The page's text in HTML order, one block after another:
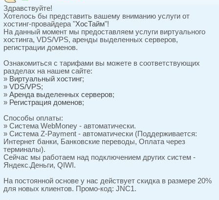
Здравствуйте!
Хотелось бы представить вашему вниманию услуги от
хостинг-провайдера "ХосТайм"!
На данный момент мы предоставляем услуги виртуального
хостинга, VDS/VPS, аренды выделенных серверов,
регистрации доменов.
Ознакомиться с тарифами вы можете в соответствующих
разделах на нашем сайте:
» Виртуальный хостинг;
» VDS/VPS;
» Аренда выделенных серверов;
» Регистрация доменов;
Способы оплаты:
» Система WebMoney - автоматически.
» Система Z-Payment - автоматически (Поддерживается:
Интернет банки, Банковские переводы, Оплата через
терминалы).
Сейчас мы работаем над подключением других систем -
Яндекс.Деньги, QIWI.
На постоянной основе у нас действует скидка в размере 20%
для новых клиентов. Промо-код: JNC1.